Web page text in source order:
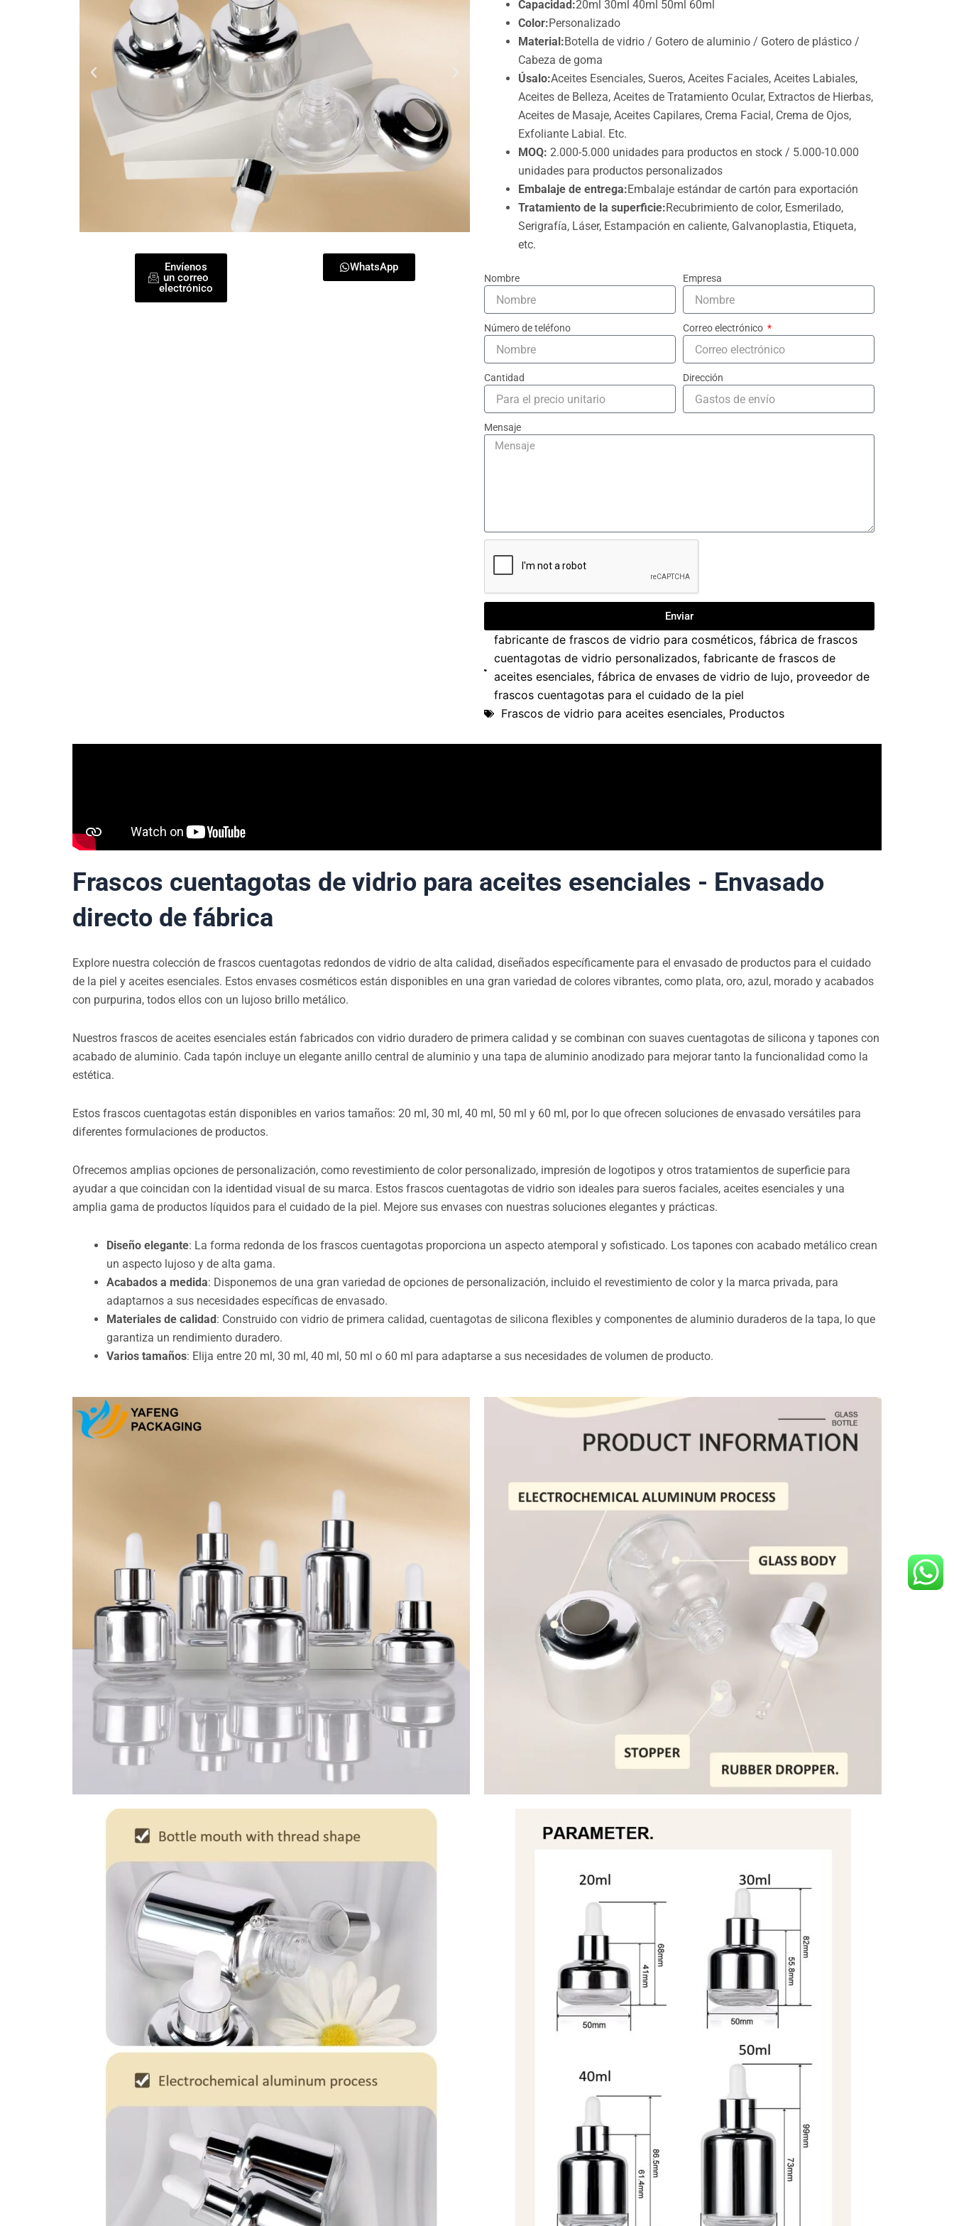
Envíenos
un correo
electrónico
WhatsApp
Capacidad:20ml 30ml 40ml 50ml 60ml
Color:Personalizado
Material:Botella de vidrio / Gotero de aluminio / Gotero de plástico /
Cabeza de goma
Úsalo:Aceites Esenciales, Sueros, Aceites Faciales, Aceites Labiales,
Aceites de Belleza, Aceites de Tratamiento Ocular, Extractos de Hierbas,
Aceites de Masaje, Aceites Capilares, Crema Facial, Crema de Ojos,
Exfoliante Labial. Etc.
MOQ: 2.000-5.000 unidades para productos en stock / 5.000-10.000
unidades para productos personalizados
Embalaje de entrega:Embalaje estándar de cartón para exportación
Tratamiento de la superficie:Recubrimiento de color, Esmerilado,
Serigrafía, Láser, Estampación en caliente, Galvanoplastia, Etiqueta,
etc.
Nombre Empresa
Número de teléfono Correo electrónico
Cantidad Dirección
Mensaje
Enviar
fabricante de frascos de vidrio para cosméticos, fábrica de frascos
cuentagotas de vidrio personalizados, fabricante de frascos de
aceites esenciales, fábrica de envases de vidrio de lujo, proveedor de
frascos cuentagotas para el cuidado de la piel
Frascos de vidrio para aceites esenciales, Productos
Frascos cuentagotas de vidrio para aceites esenciales - Envasado
directo de fábrica
Explore nuestra colección de frascos cuentagotas redondos de vidrio de alta calidad, diseñados específicamente para el envasado de productos para el cuidado
de la piel y aceites esenciales. Estos envases cosméticos están disponibles en una gran variedad de colores vibrantes, como plata, oro, azul, morado y acabados
con purpurina, todos ellos con un lujoso brillo metálico.
Nuestros frascos de aceites esenciales están fabricados con vidrio duradero de primera calidad y se combinan con suaves cuentagotas de silicona y tapones con
acabado de aluminio. Cada tapón incluye un elegante anillo central de aluminio y una tapa de aluminio anodizado para mejorar tanto la funcionalidad como la
estética.
Estos frascos cuentagotas están disponibles en varios tamaños: 20 ml, 30 ml, 40 ml, 50 ml y 60 ml, por lo que ofrecen soluciones de envasado versátiles para
diferentes formulaciones de productos.
Ofrecemos amplias opciones de personalización, como revestimiento de color personalizado, impresión de logotipos y otros tratamientos de superficie para
ayudar a que coincidan con la identidad visual de su marca. Estos frascos cuentagotas de vidrio son ideales para sueros faciales, aceites esenciales y una
amplia gama de productos líquidos para el cuidado de la piel. Mejore sus envases con nuestras soluciones elegantes y prácticas.
Diseño elegante: La forma redonda de los frascos cuentagotas proporciona un aspecto atemporal y sofisticado. Los tapones con acabado metálico crean
un aspecto lujoso y de alta gama.
Acabados a medida: Disponemos de una gran variedad de opciones de personalización, incluido el revestimiento de color y la marca privada, para
adaptarnos a sus necesidades específicas de envasado.
Materiales de calidad: Construido con vidrio de primera calidad, cuentagotas de silicona flexibles y componentes de aluminio duraderos de la tapa, lo que
garantiza un rendimiento duradero.
Varios tamaños: Elija entre 20 ml, 30 ml, 40 ml, 50 ml o 60 ml para adaptarse a sus necesidades de volumen de producto.